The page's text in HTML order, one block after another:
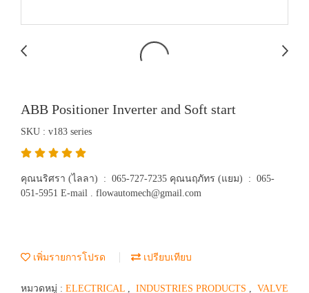
ABB Positioner Inverter and Soft start
SKU : v183 series
คุณนริศรา (ไลลา) : 065-727-7235 คุณนฤภัทร (แยม) : 065-
051-5951 E-mail . flowautomech@gmail.com
เพิ่มรายการโปรด เปรียบเทียบ
หมวดหมู่ : ELECTRICAL , INDUSTRIES PRODUCTS , VALVE